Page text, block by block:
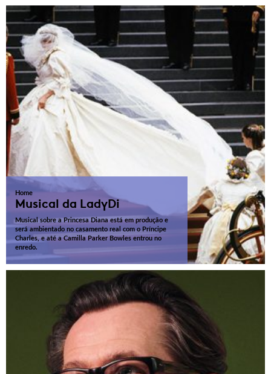
Home
Musical da LadyDi
Musical sobre a Princesa Diana está em produção e
será ambientado no casamento real com o Príncipe
Charles, e até a Camilla Parker Bowles entrou no
enredo.